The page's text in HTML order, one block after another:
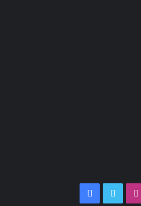
Facebook
Twitter